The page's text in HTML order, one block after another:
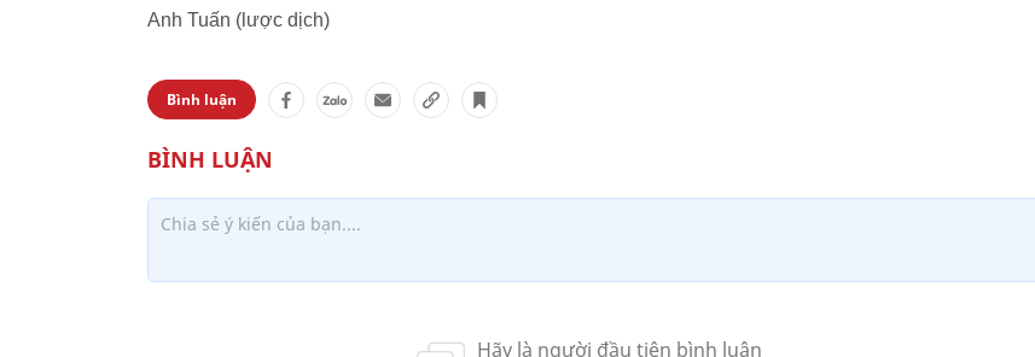
Anh Tuấn (lược dịch)
Bình luận